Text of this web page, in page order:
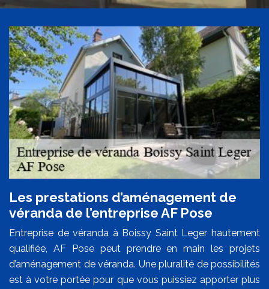
Les prestations d’aménagement de
véranda de l’entreprise AF Pose
Entreprise de véranda à Boissy Saint Leger hautement
qualifiée, AF Pose peut prendre en main les projets
d’aménagement de véranda. Une pluralité de possibilités
est à votre portée pour que vous puissiez apporter plus